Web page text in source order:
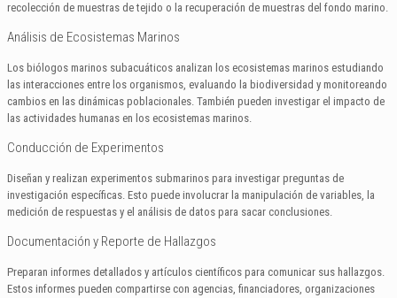
recolección de muestras de tejido o la recuperación de muestras del fondo marino.
Análisis de Ecosistemas Marinos
Los biólogos marinos subacuáticos analizan los ecosistemas marinos estudiando
las interacciones entre los organismos, evaluando la biodiversidad y monitoreando
cambios en las dinámicas poblacionales. También pueden investigar el impacto de
las actividades humanas en los ecosistemas marinos.
Conducción de Experimentos
Diseñan y realizan experimentos submarinos para investigar preguntas de
investigación específicas. Esto puede involucrar la manipulación de variables, la
medición de respuestas y el análisis de datos para sacar conclusiones.
Documentación y Reporte de Hallazgos
Preparan informes detallados y artículos científicos para comunicar sus hallazgos.
Estos informes pueden compartirse con agencias, financiadores, organizaciones